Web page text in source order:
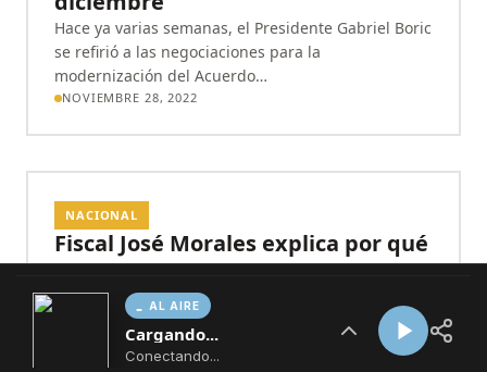
AL AIRE
Cargando...
Conectando...